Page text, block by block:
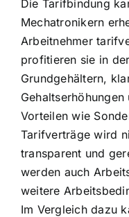
Die Tarifbindung
Mechatronikern
Arbeitnehmer
profitieren sie in
Grundgehältern,
Vorteilen wie
Tarifverträge wird
transparent und
werden auch
weitere
Im Vergleich dazu